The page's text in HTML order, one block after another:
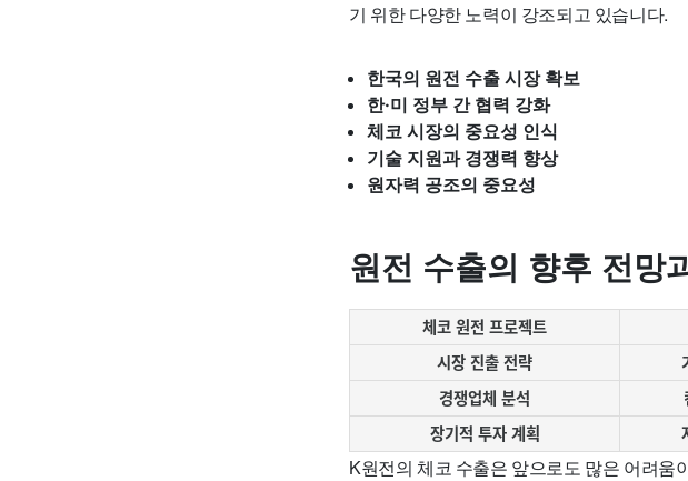
기 위한 다양한 노력이 강조되고 있습니다.
한국의 원전 수출 시장 확보
한·미 정부 간 협력 강화
체코 시장의 중요성 인식
기술 지원과 경쟁력 향상
원자력 공조의 중요성
원전 수출의 향후 전망
체코 원전 프로젝트
시장 진출 전략
경쟁업체 분석
장기적 투자 계획
K원전의 체코 수출은 앞으로도 많은 어려움